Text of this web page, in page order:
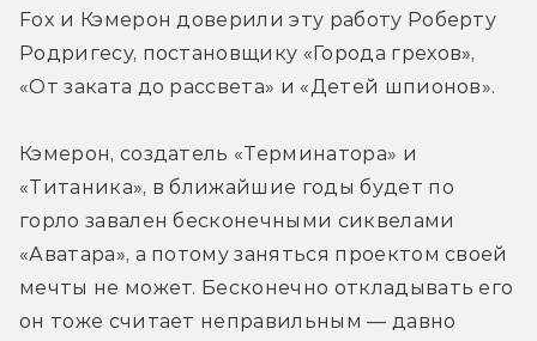
Fox и Кэмерон доверили эту работу Роберту
Родригесу, постановщику «Города грехов»,
«От заката до рассвета» и «Детей шпионов».
Кэмерон, создатель «Терминатора» и
«Титаника», в ближайшие годы будет по
горло завален бесконечными сиквелами
«Аватара», а потому заняться проектом своей
мечты не может. Бесконечно откладывать его
он тоже считает неправильным — давно